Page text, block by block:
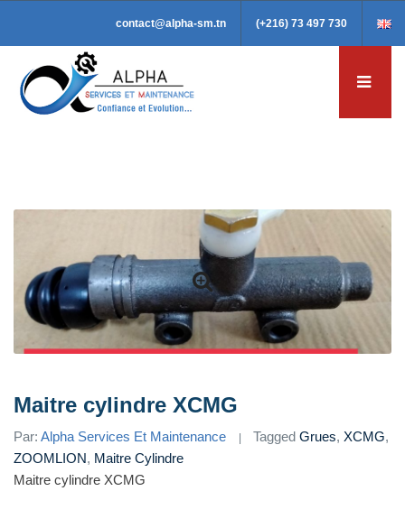
contact@alpha-sm.tn (+216) 73 497 730
Maitre cylindre XCMG
Par: Alpha Services Et Maintenance Tagged Grues, XCMG,
ZOOMLION, Maitre Cylindre
Maitre cylindre XCMG